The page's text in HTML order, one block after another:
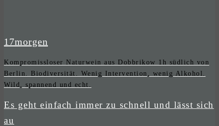
17morgen
Kompromissloser Naturwein aus Dobbrikow 1h südlich von
Berlin. Biodiversität. Wenig Intervention, wenig Alkohol.
Wild, spannend und echt.
Es geht einfach immer zu schnell und lässt sich
au